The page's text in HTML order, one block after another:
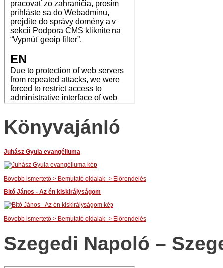
Könyvajánló
Juhász Gyula evangéliuma
Bővebb ismertető > Bemutató oldalak -> Előrendelés
Bitó János - Az én kiskirályságom
Bővebb ismertető > Bemutató oldalak -> Előrendelés
Szegedi Napoló –